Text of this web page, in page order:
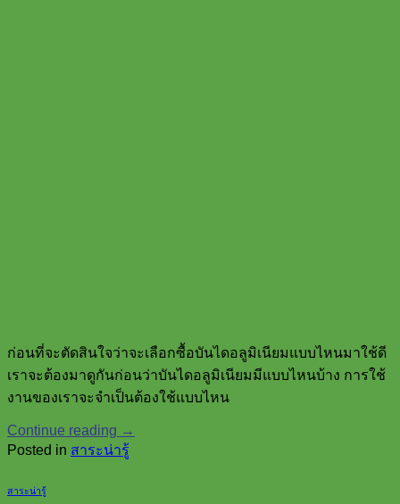
ก่อนที่จะตัดสินใจว่าจะเลือกซื้อบันไดอลูมิเนียมแบบไหนมาใช้ดี
เราจะต้องมาดูกันก่อนว่าบันไดอลูมิเนียมมีแบบไหนบ้าง การใช้
งานของเราจะจำเป็นต้องใช้แบบไหน
Continue reading →
Posted in สาระน่ารู้
สาระน่ารู้